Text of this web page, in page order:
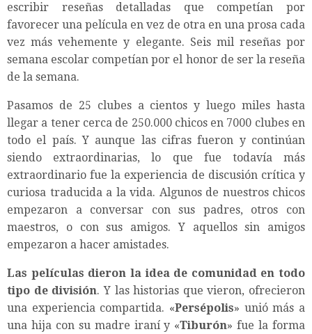
escribir reseñas detalladas que competían por
favorecer una película en vez de otra en una prosa cada
vez más vehemente y elegante. Seis mil reseñas por
semana escolar competían por el honor de ser la reseña
de la semana.
Pasamos de 25 clubes a cientos y luego miles hasta
llegar a tener cerca de 250.000 chicos en 7000 clubes en
todo el país. Y aunque las cifras fueron y continúan
siendo extraordinarias, lo que fue todavía más
extraordinario fue la experiencia de discusión crítica y
curiosa traducida a la vida. Algunos de nuestros chicos
empezaron a conversar con sus padres, otros con
maestros, o con sus amigos. Y aquellos sin amigos
empezaron a hacer amistades.
Las películas dieron la idea de comunidad en todo
tipo de división. Y las historias que vieron, ofrecieron
una experiencia compartida. «Persépolis» unió más a
una hija con su madre iraní y «Tiburón» fue la forma